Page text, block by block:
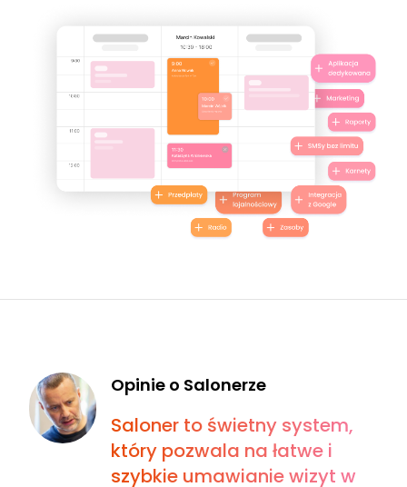
Opinie o Salonerze
Saloner to świetny system,
który pozwala na łatwe i
szybkie umawianie wizyt w